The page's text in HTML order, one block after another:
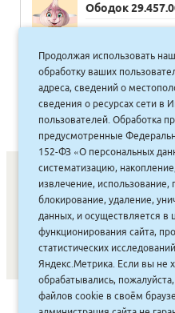
Ободок
35.00руб.
32 руб.
СОНУННАР| КОМПАНИЯ
АКЦИЯЛАР|
САЙТ СОЗДАН:ООО
Продолжая использовать
обработку ваших
адреса, сведений о
сведения о ресурсах сети в
пользователей. Обработка
предусмотренные
152-ФЗ «О персональных
систематизацию,
извлечение, использование,
блокирование, удаление,
данных, и осуществляется в
функционирования сайта,
статистических
Яндекс.Метрика. Если вы не
обрабатывались,
файлов cookie в своём